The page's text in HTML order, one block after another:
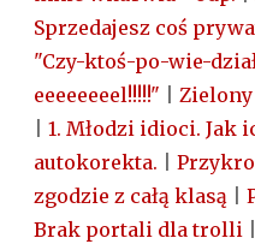
Sprzedajesz coś
"Czy-ktoś-po-wie-
eeeeeeeel!!!!!"
Zielony
1. Młodzi idioci. Jak
autokorekta.
zgodzie z całą klasą
Brak portali dla trolli